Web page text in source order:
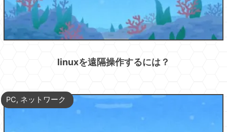
linuxを遠隔操作するには？
PC, ネットワーク